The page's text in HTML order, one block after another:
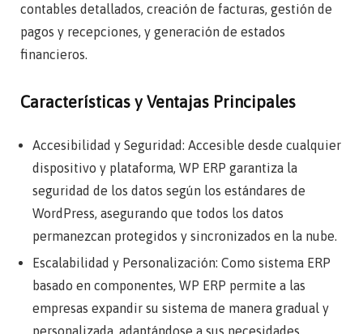
contables detallados, creación de facturas, gestión de
pagos y recepciones, y generación de estados
financieros.
Características y Ventajas Principales
Accesibilidad y Seguridad: Accesible desde cualquier
dispositivo y plataforma, WP ERP garantiza la
seguridad de los datos según los estándares de
WordPress, asegurando que todos los datos
permanezcan protegidos y sincronizados en la nube.
Escalabilidad y Personalización: Como sistema ERP
basado en componentes, WP ERP permite a las
empresas expandir su sistema de manera gradual y
personalizada, adaptándose a sus necesidades